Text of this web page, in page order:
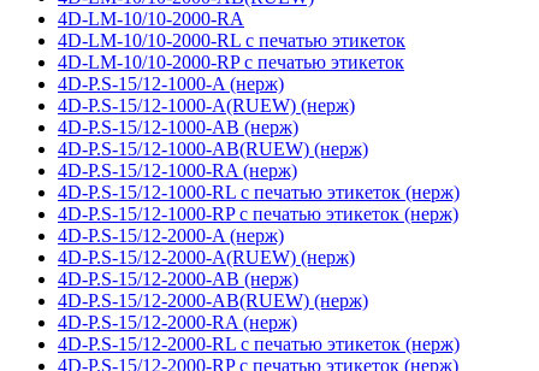
4D-LM-10/10-2000-RA
4D-LM-10/10-2000-RL с печатью этикеток
4D-LM-10/10-2000-RP с печатью этикеток
4D-P.S-15/12-1000-A (нерж)
4D-P.S-15/12-1000-A(RUEW) (нерж)
4D-P.S-15/12-1000-AB (нерж)
4D-P.S-15/12-1000-AB(RUEW) (нерж)
4D-P.S-15/12-1000-RA (нерж)
4D-P.S-15/12-1000-RL с печатью этикеток (нерж)
4D-P.S-15/12-1000-RP с печатью этикеток (нерж)
4D-P.S-15/12-2000-A (нерж)
4D-P.S-15/12-2000-A(RUEW) (нерж)
4D-P.S-15/12-2000-AB (нерж)
4D-P.S-15/12-2000-AB(RUEW) (нерж)
4D-P.S-15/12-2000-RA (нерж)
4D-P.S-15/12-2000-RL с печатью этикеток (нерж)
4D-P.S-15/12-2000-RP с печатью этикеток (нерж)